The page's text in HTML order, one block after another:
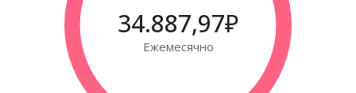
34.887,97₽
Ежемесячно